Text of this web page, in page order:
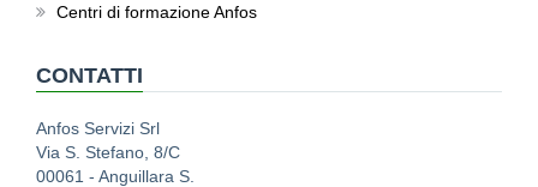
Centri di formazione Anfos
CONTATTI
Anfos Servizi Srl
Via S. Stefano, 8/C
00061 - Anguillara S.